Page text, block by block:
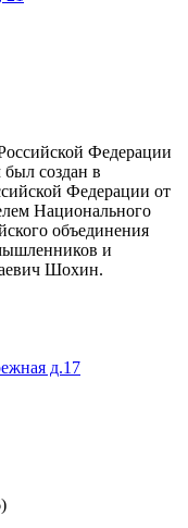
Федерации
создан в
Федерации от
Национального
объединения
и
Шохин.
д.17